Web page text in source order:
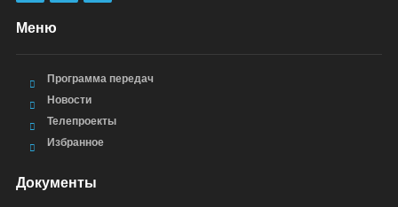
Меню
Программа передач
Новости
Телепроекты
Избранное
Документы